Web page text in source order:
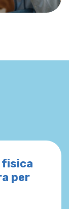
fisica
per